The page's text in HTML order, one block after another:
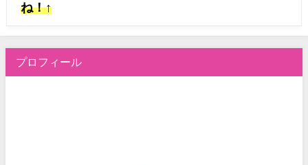
ね！↑
プロフィール